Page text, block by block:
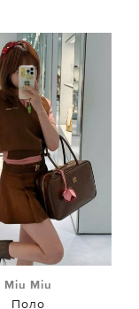
Miu Miu
Поло